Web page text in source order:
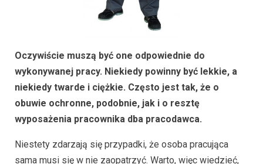
Oczywiście muszą być one odpowiednie do
wykonywanej pracy. Niekiedy powinny być lekkie, a
niekiedy twarde i ciężkie. Często jest tak, że o
obuwie ochronne, podobnie, jak i o resztę
wyposażenia pracownika dba pracodawca.
Niestety zdarzają się przypadki, że osoba pracująca
sama musi się w nie zaopatrzyć. Warto, więc wiedzieć,